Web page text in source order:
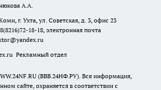
А.А.
г. Ухта, ул. Советская, д. 3, офис 23
18-18, электронная почта
Рекламный отдел
(ВВВ.24НФ.РУ). Вся информация,
сайте, охраняется в соответствии с